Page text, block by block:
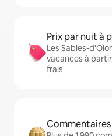
Prix par nuit à
Les Sables-
vacances à
frais